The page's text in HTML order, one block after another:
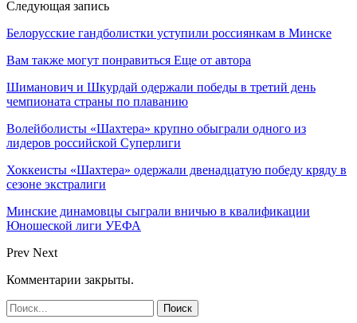
Следующая запись
Белорусские гандболистки уступили россиянкам в Минске
Вам также могут понравиться Еще от автора
Шиманович и Шкурдай одержали победы в третий день
чемпионата страны по плаванию
Волейболисты «Шахтера» крупно обыграли одного из
лидеров российской Суперлиги
Хоккеисты «Шахтера» одержали двенадцатую победу кряду в
сезоне экстралиги
Минские динамовцы сыграли вничью в квалификации
Юношеской лиги УЕФА
Prev Next
Комментарии закрыты.